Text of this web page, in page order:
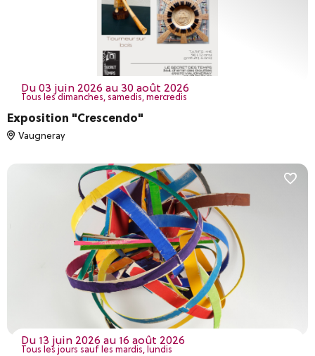
Tous les dimanches, samedis, mercredis
du 03 juin 2026 au 30 août 2026
Exposition "Crescendo"
Vaugneray
Tous les jours sauf les mardis, lundis
du 13 juin 2026 au 16 août 2026